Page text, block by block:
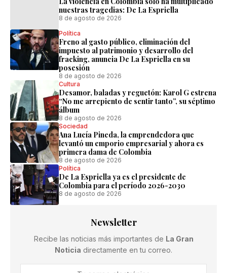
nuestras tragedias: De La Espriella
8 de agosto de 2026
Política
Freno al gasto público, eliminación del
impuesto al patrimonio y desarrollo del
fracking, anuncia De La Espriella en su
posesión
8 de agosto de 2026
Cultura
Desamor, baladas y reguetón: Karol G estrena
“No me arrepiento de sentir tanto”, su séptimo
álbum
8 de agosto de 2026
Sociedad
Ana Lucía Pineda, la emprendedora que
levantó un emporio empresarial y ahora es
primera dama de Colombia
8 de agosto de 2026
Política
De La Espriella ya es el presidente de
Colombia para el período 2026-2030
8 de agosto de 2026
Newsletter
Recibe las noticias más importantes de La Gran
Noticia directamente en tu correo.